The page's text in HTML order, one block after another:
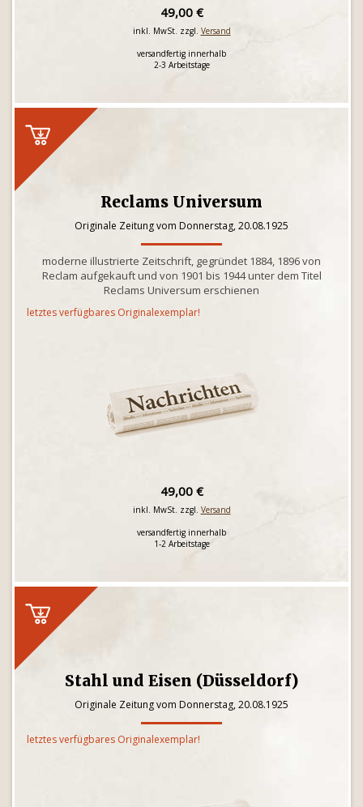
49,00 €
inkl. MwSt. zzgl. Versand
versandfertig innerhalb
2-3 Arbeitstage
Reclams Universum
Originale Zeitung vom Donnerstag, 20.08.1925
moderne illustrierte Zeitschrift, gegründet 1884, 1896 von
Reclam aufgekauft und von 1901 bis 1944 unter dem Titel
Reclams Universum erschienen
letztes verfügbares Originalexemplar!
49,00 €
inkl. MwSt. zzgl. Versand
versandfertig innerhalb
1-2 Arbeitstage
Stahl und Eisen (Düsseldorf)
Originale Zeitung vom Donnerstag, 20.08.1925
letztes verfügbares Originalexemplar!